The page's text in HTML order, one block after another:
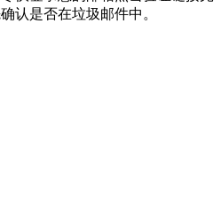
认是否在垃圾邮件中。